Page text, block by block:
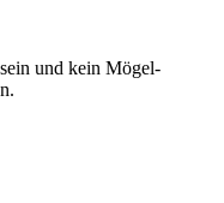
und kein Mögel-